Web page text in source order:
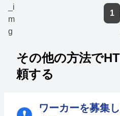
1
その他の方法で
頼する
ワーカーを募集